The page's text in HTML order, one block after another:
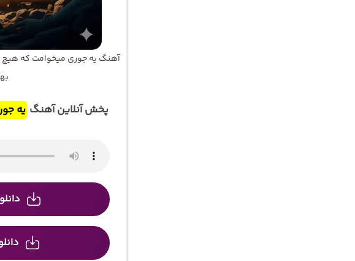
آهنگ یه جوری میخوامت که
پخش آنلاین آهنگ یه